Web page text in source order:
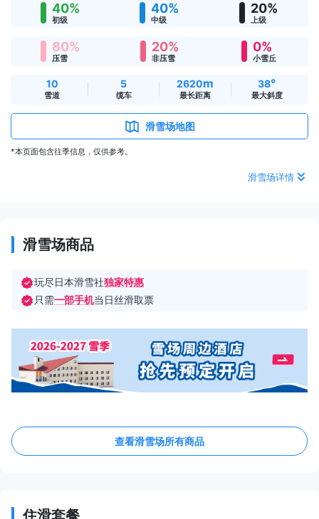
40%
初级
40%
中级
20%
上级
80%
压雪
20%
非压雪
0%
小雪丘
10
雪道
5
缆车
2620m
最长距离
38°
最大斜度
滑雪场地图
*本页面包含往季信息，仅供参考。
滑雪场详情
滑雪场商品
玩尽日本滑雪社独家特惠
只需一部手机当日丝滑取票
查看滑雪场所有商品
住滑套餐